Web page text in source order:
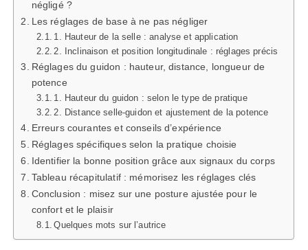
négligé ?
Les réglages de base à ne pas négliger
1. Hauteur de la selle : analyse et application
2. Inclinaison et position longitudinale : réglages précis
Réglages du guidon : hauteur, distance, longueur de
potence
1. Hauteur du guidon : selon le type de pratique
2. Distance selle-guidon et ajustement de la potence
Erreurs courantes et conseils d’expérience
Réglages spécifiques selon la pratique choisie
Identifier la bonne position grâce aux signaux du corps
Tableau récapitulatif : mémorisez les réglages clés
Conclusion : misez sur une posture ajustée pour le
confort et le plaisir
Quelques mots sur l’autrice